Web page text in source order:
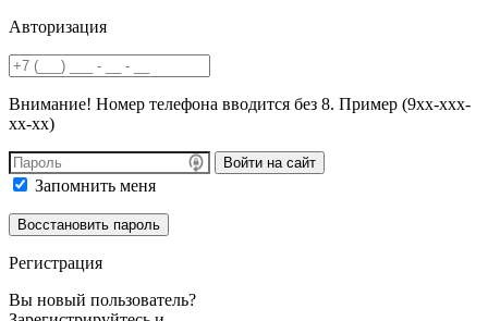
Авторизация
Внимание! Номер телефона вводится без 8. Пример (9хх-ххх-
хх-хх)
Войти на сайт
Запомнить меня
Регистрация
Вы новый пользователь?